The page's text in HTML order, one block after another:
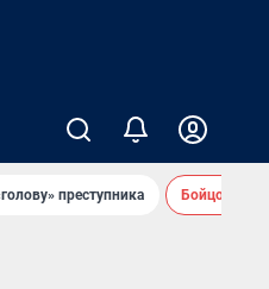
преступника Бойцовский